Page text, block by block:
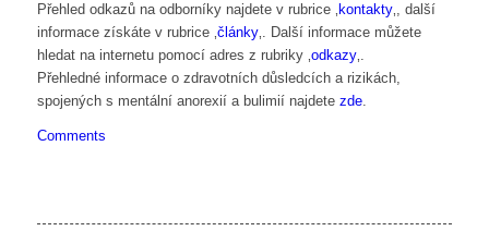
Přehled odkazů na odborníky najdete v rubrice ‚ kontakty‚, další
informace získáte v rubrice ‚články‚. Další informace můžete
hledat na internetu pomocí adres z rubriky ‚odkazy‚.
Přehledné informace o zdravotních důsledcích a rizikách,
spojených s mentální anorexií a bulimií najdete zde.
Comments